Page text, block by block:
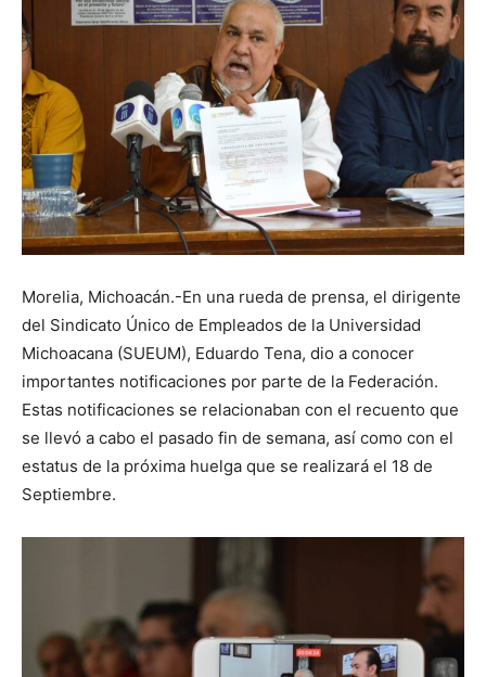
Morelia, Michoacán.-En una rueda de prensa, el dirigente
del Sindicato Único de Empleados de la Universidad
Michoacana (SUEUM), Eduardo Tena, dio a conocer
importantes notificaciones por parte de la Federación.
Estas notificaciones se relacionaban con el recuento que
se llevó a cabo el pasado fin de semana, así como con el
estatus de la próxima huelga que se realizará el 18 de
Septiembre.